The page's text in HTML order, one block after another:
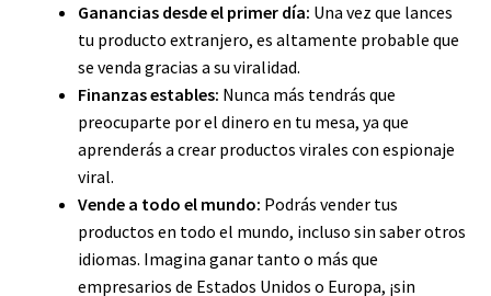
Ganancias desde el primer día: Una vez que lances
tu producto extranjero, es altamente probable que
se venda gracias a su viralidad.
Finanzas estables: Nunca más tendrás que
preocuparte por el dinero en tu mesa, ya que
aprenderás a crear productos virales con espionaje
viral.
Vende a todo el mundo: Podrás vender tus
productos en todo el mundo, incluso sin saber otros
idiomas. Imagina ganar tanto o más que
empresarios de Estados Unidos o Europa, ¡sin